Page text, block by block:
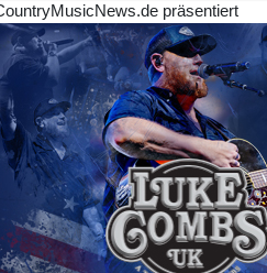
präsentiert